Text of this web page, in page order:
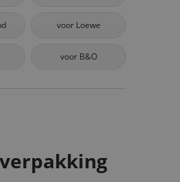
voor Loewe
voor B&O